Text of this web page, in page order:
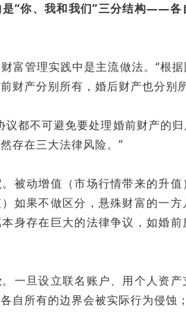
“你、我和我们”三分结构——各
富管理实践中是主流做法。“根
财产分别所有，婚后财产也分别
议都不可避免要处理婚前财产的
存在三大法律风险。”
。被动增值（市场行情带来的升值
如果不做区分，悬殊财富的一
身存在巨大的法律争议，如婚
。一旦设立联名账户、用个人资
自所有的边界会被实际行为侵蚀；